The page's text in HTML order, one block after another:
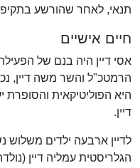
תנאי, לאחר שהורשע
חיים אישיים
אסי דיין היה בנם של
הרמטכ"ל והשר משה דיין,
היא הפוליטיקאית והסופרת
דיין.
לדיין ארבעה ילדים משלוש